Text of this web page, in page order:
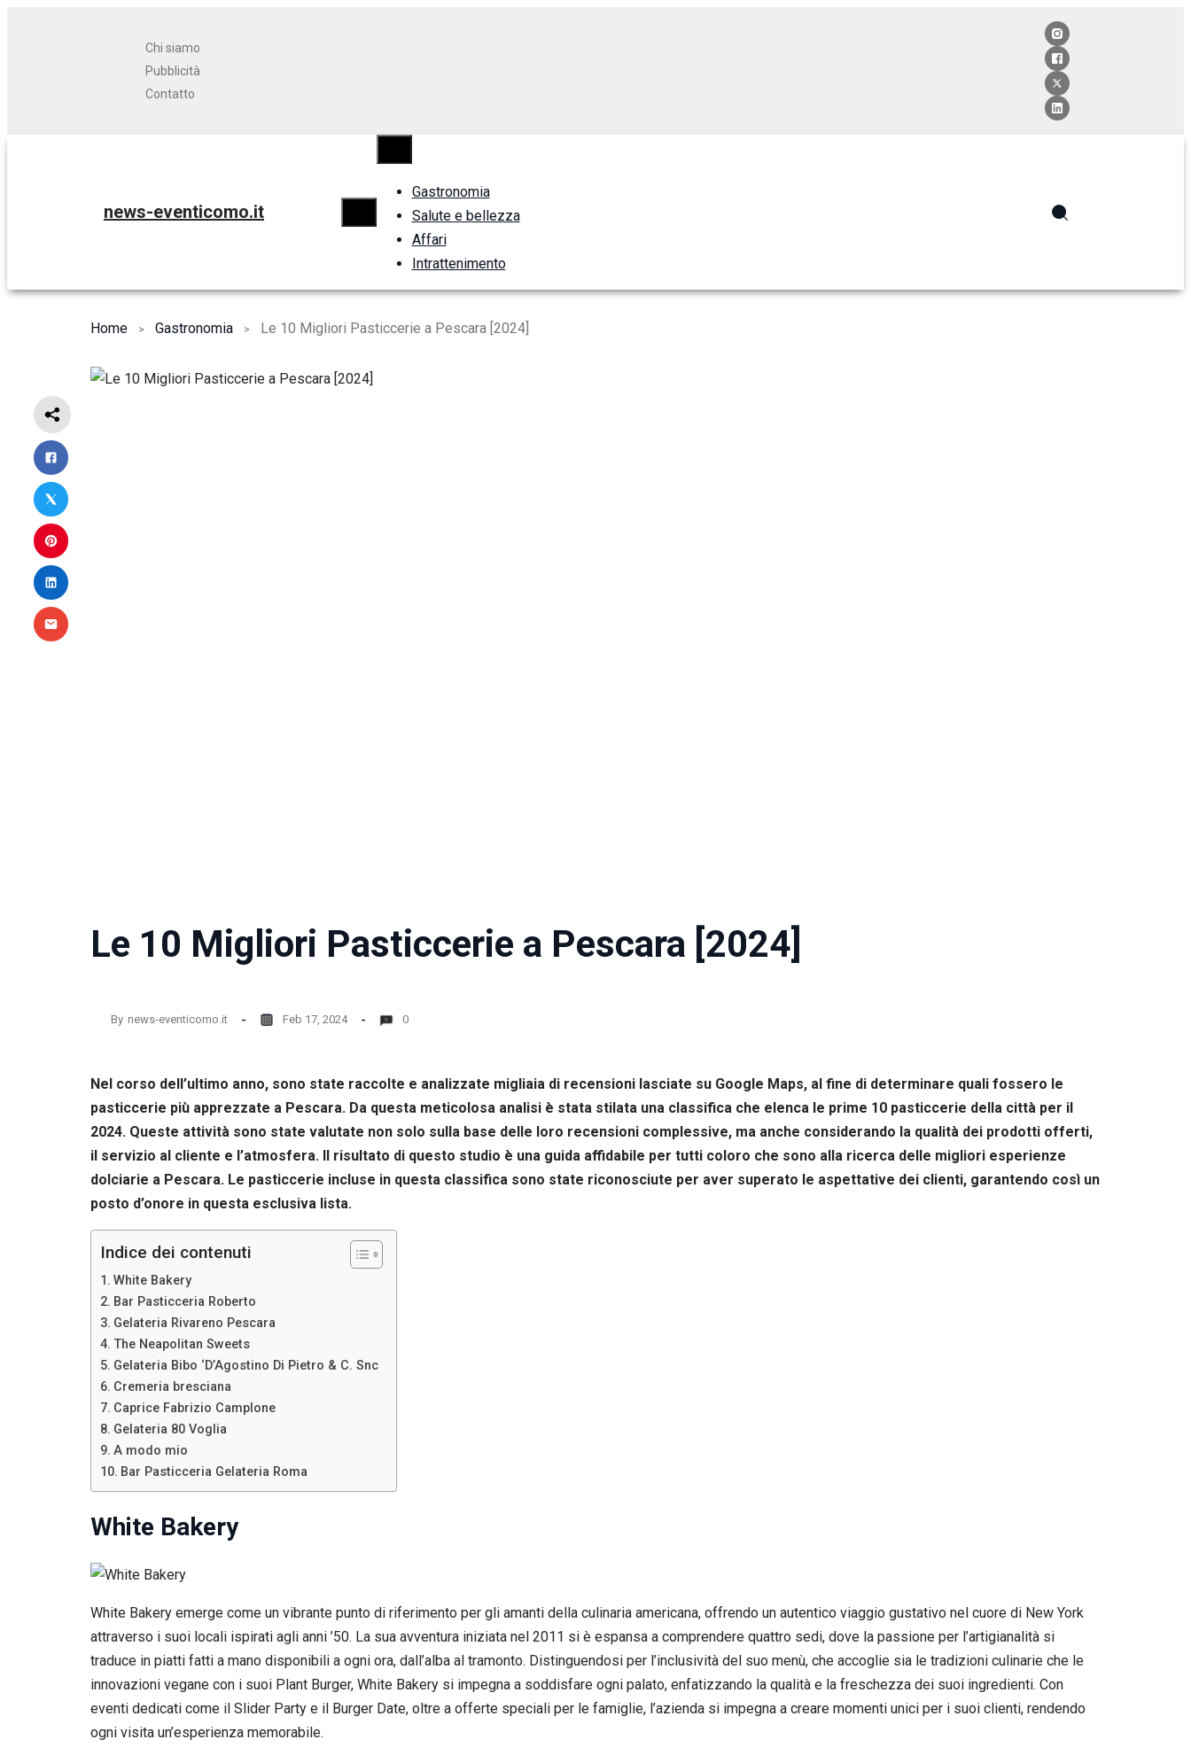
Chi siamo
Pubblicità
Contatto
news-eventicomo.it
Gastronomia
Salute e bellezza
Affari
Intrattenimento
Home Gastronomia Le 10 Migliori Pasticcerie a Pescara [2024]
Le 10 Migliori Pasticcerie a Pescara [2024]
By news-eventicomo.it Feb 17, 2024 0
Nel corso dell’ultimo anno, sono state raccolte e analizzate migliaia di recensioni lasciate su Google Maps, al fine di determinare quali fossero le
pasticcerie più apprezzate a Pescara. Da questa meticolosa analisi è stata stilata una classifica che elenca le prime 10 pasticcerie della città per il
2024. Queste attività sono state valutate non solo sulla base delle loro recensioni complessive, ma anche considerando la qualità dei prodotti offerti,
il servizio al cliente e l’atmosfera. Il risultato di questo studio è una guida affidabile per tutti coloro che sono alla ricerca delle migliori esperienze
dolciarie a Pescara. Le pasticcerie incluse in questa classifica sono state riconosciute per aver superato le aspettative dei clienti, garantendo così un
posto d’onore in questa esclusiva lista.
Indice dei contenuti
White Bakery
Bar Pasticceria Roberto
Gelateria Rivareno Pescara
The Neapolitan Sweets
Gelateria Bibo ‘D’Agostino Di Pietro & C. Snc
Cremeria bresciana
Caprice Fabrizio Camplone
Gelateria 80 Voglia
A modo mio
Bar Pasticceria Gelateria Roma
White Bakery
White Bakery emerge come un vibrante punto di riferimento per gli amanti della culinaria americana, offrendo un autentico viaggio gustativo nel cuore di New York
attraverso i suoi locali ispirati agli anni ’50. La sua avventura iniziata nel 2011 si è espansa a comprendere quattro sedi, dove la passione per l’artigianalità si
traduce in piatti fatti a mano disponibili a ogni ora, dall’alba al tramonto. Distinguendosi per l’inclusività del suo menù, che accoglie sia le tradizioni culinarie che le
innovazioni vegane con i suoi Plant Burger, White Bakery si impegna a soddisfare ogni palato, enfatizzando la qualità e la freschezza dei suoi ingredienti. Con
eventi dedicati come il Slider Party e il Burger Date, oltre a offerte speciali per le famiglie, l’azienda si impegna a creare momenti unici per i suoi clienti, rendendo
ogni visita un’esperienza memorabile.